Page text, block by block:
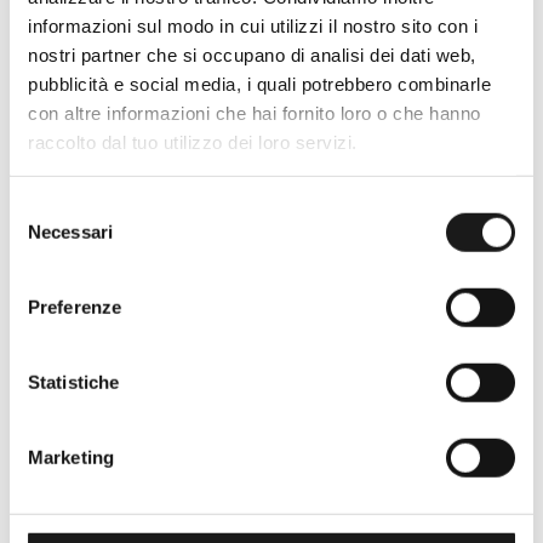
informazioni sul modo in cui utilizzi il nostro sito con i
nostri partner che si occupano di analisi dei dati web,
pubblicità e social media, i quali potrebbero combinarle
con altre informazioni che hai fornito loro o che hanno
raccolto dal tuo utilizzo dei loro servizi.
delNecessari
Preferenze
Statistiche
Marketing
Oltre 30 anni di esperienza
Nato nel 1990 con il nome di Rifugio
Roma, RRTrek è il punto di riferimento
per amanti dell’outdoor a Roma e nel
Lazio. Da sempre soddisfiamo i nostri
l’acquisto un’esperienza formativa e